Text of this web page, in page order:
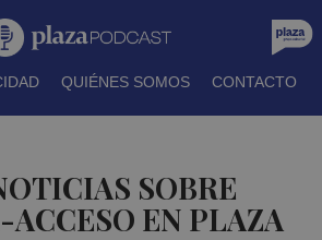
QUIÉNES SOMOS CONTACTO
SOBRE
EN PLAZA